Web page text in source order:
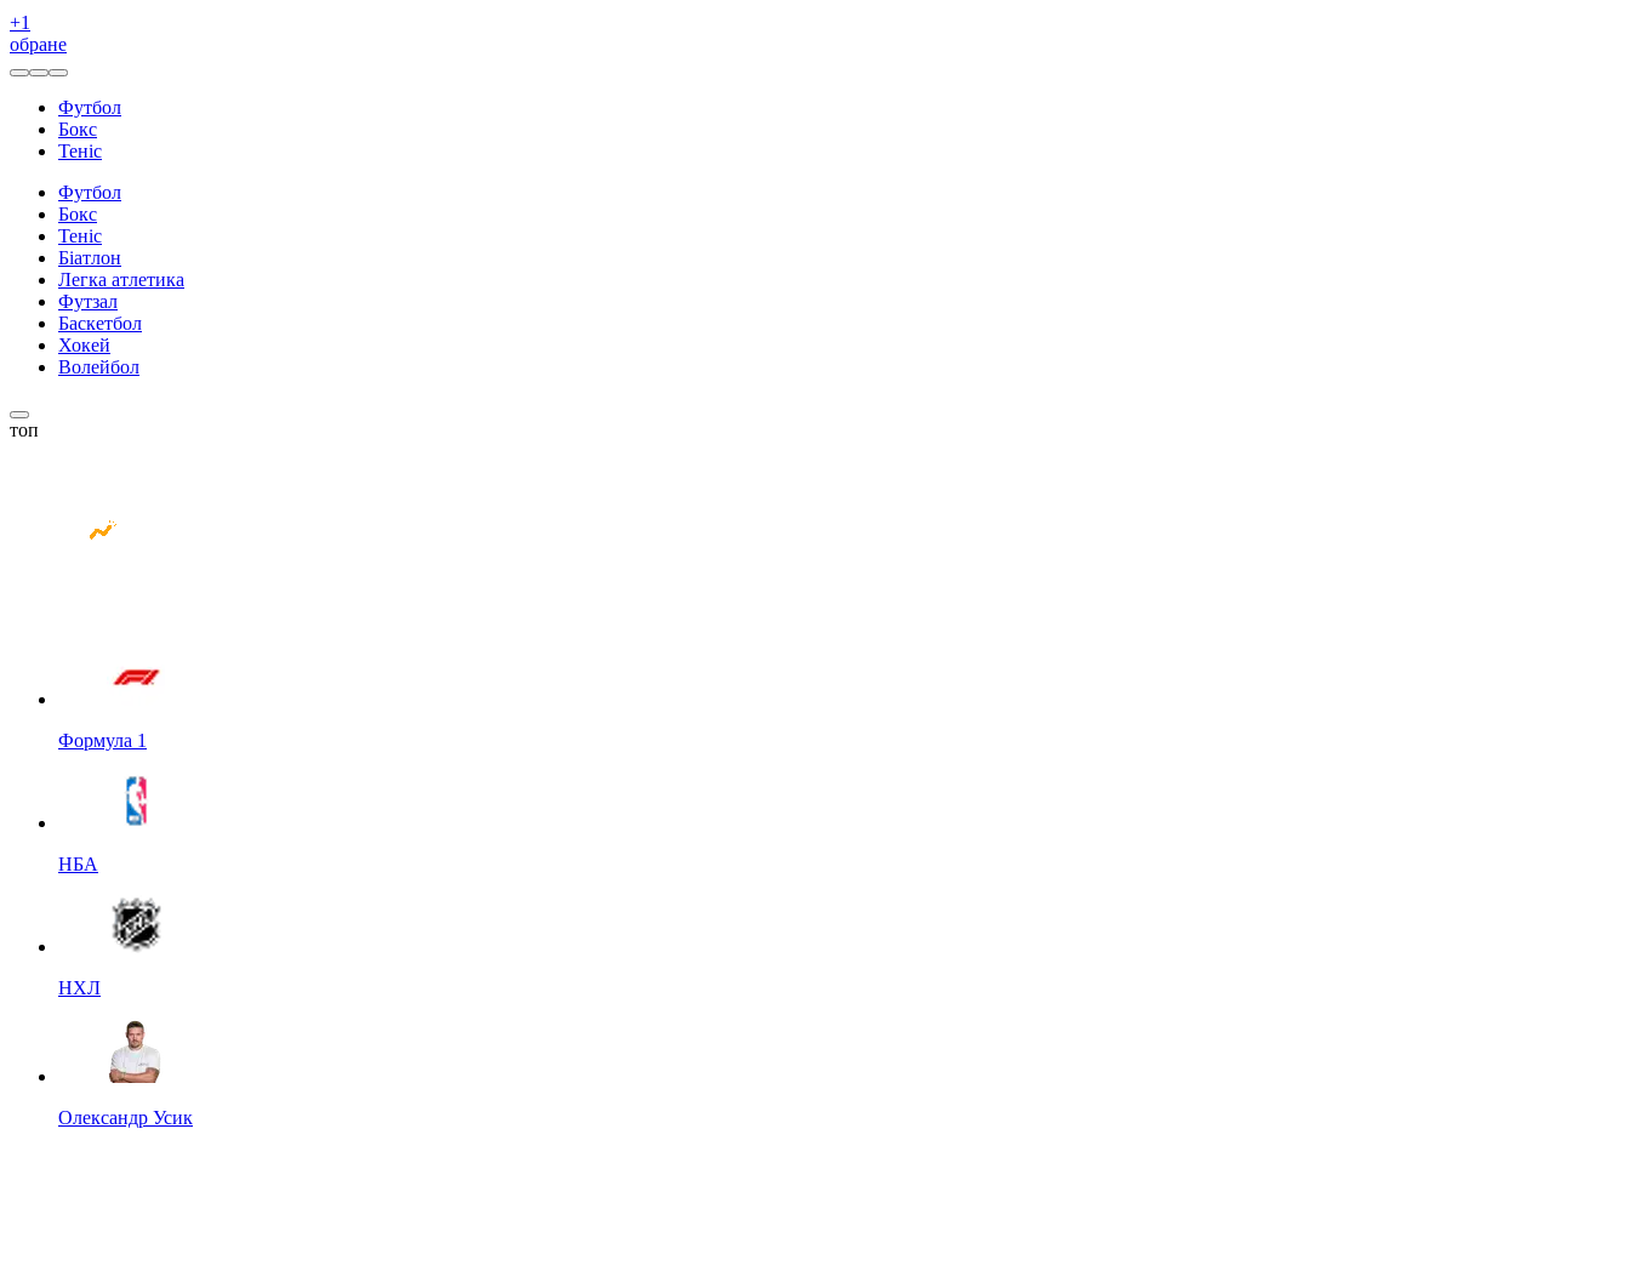
+1
обране
Футбол
Бокс
Теніс
Футбол
Бокс
Теніс
Біатлон
Легка атлетика
Футзал
Баскетбол
Хокей
Волейбол
топ
Формула 1
НБА
НХЛ
Олександр Усик